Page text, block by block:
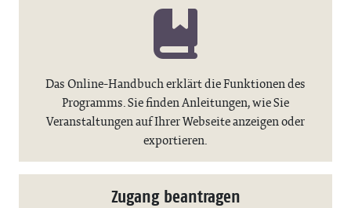
Das Online-Handbuch erklärt die Funktionen des
Programms. Sie finden Anleitungen, wie Sie
Veranstaltungen auf Ihrer Webseite anzeigen oder
exportieren.
Zugang beantragen